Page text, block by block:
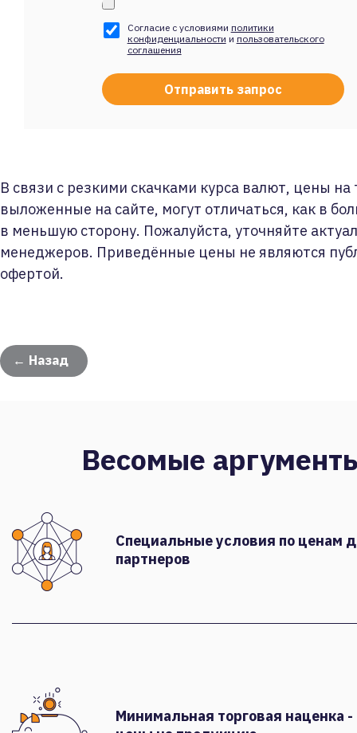
Согласие с условиями политики
конфиденциальности и пользовательского
соглашения
В связи с резкими скачками курса валют, цены на
выложенные на сайте, могут отличаться, как в
в меньшую сторону. Пожалуйста, уточняйте
менеджеров. Приведённые цены не являются
офертой.
← Назад
Весомые
Специальные условия по ценам
партнеров
Минимальная торговая наценка